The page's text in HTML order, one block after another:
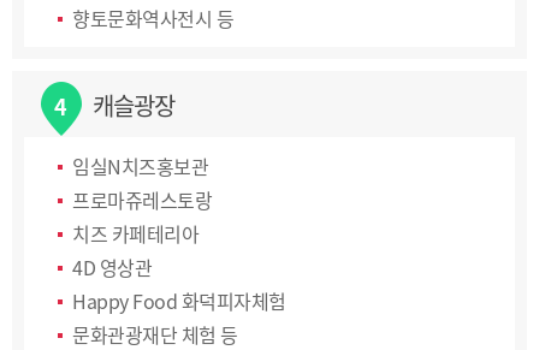
향토문화역사전시 등
4 캐슬광장
임실N치즈홍보관
프로마쥬레스토랑
치즈 카페테리아
4D 영상관
Happy Food 화덕피자체험
문화관광재단 체험 등